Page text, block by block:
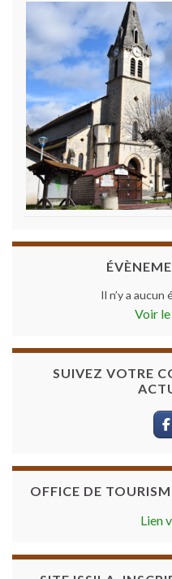
Il n’y a
Voir
SUIVEZ VOTRE
OFFICE DE
Lien